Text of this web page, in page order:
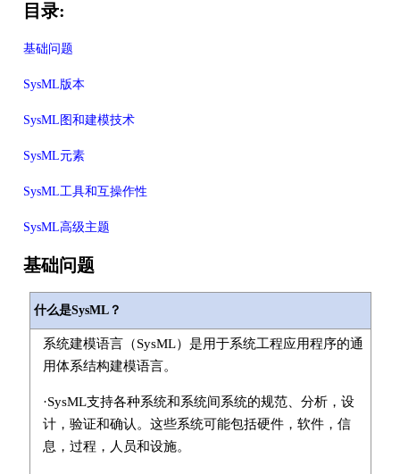
目录:
基础问题
SysML版本
SysML图和建模技术
SysML元素
SysML工具和互操作性
SysML高级主题
基础问题
什么是SysML？
系统建模语言（SysML）是用于系统工程应用程序的通
用体系结构建模语言。
·SysML支持各种系统和系统间系统的规范、分析，设
计，验证和确认。这些系统可能包括硬件，软件，信
息，过程，人员和设施。